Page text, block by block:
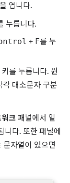
엽니다.
누릅니다.
+ F를 누
키를 누릅니다. 원
각 대소문자 구분
크 패널에서 일
니다. 또한 패널에
문자열이 있으면